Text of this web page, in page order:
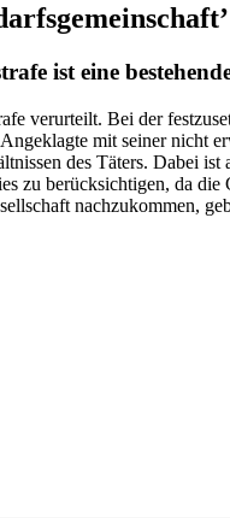
ist eine
verurteilt. Bei der
mit seiner nicht
des Täters. Dabei
zu berücksichtigen, da
nachzukommen,